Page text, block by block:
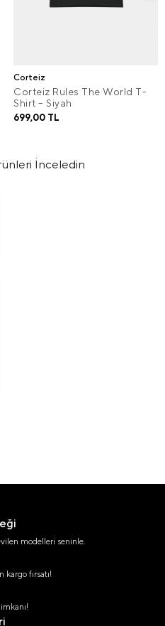
Corteiz
Corteiz Rules The World T-
Shirt – Siyah
699,00 TL
İnceledin
modelleri seninle.
kargo fırsatı!